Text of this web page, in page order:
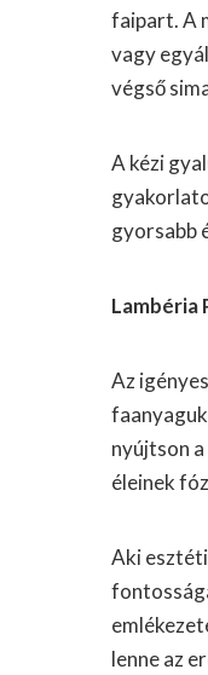
faipart. A
vagy
végső
A kézi
gyorsabb
Lambéria
Az
nyújtson
éleinek
Aki
lenne az